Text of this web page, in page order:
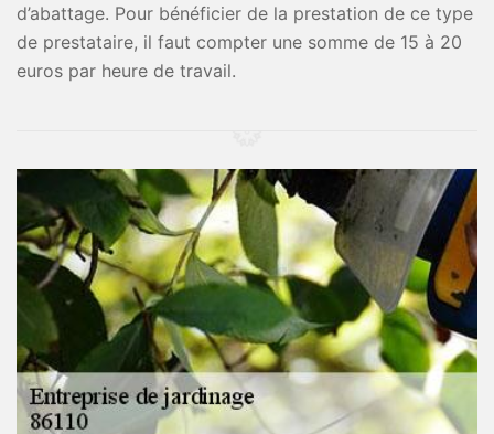
d’abattage. Pour bénéficier de la prestation de ce type
de prestataire, il faut compter une somme de 15 à 20
euros par heure de travail.